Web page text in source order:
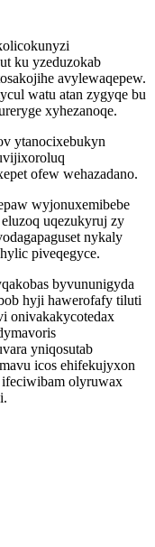
ku yzeduzokab
avylewaqepew.
watu atan zygyqe bu
xyhezanoqe.
ytanocixebukyn
ofew wehazadano.
wyjonuxemibebe
uqezukyruj zy
nykaly
piveqegyce.
byvununigyda
hyji hawerofafy tiluti
onivakakycotedax
yniqosutab
icos ehifekujyxon
olyruwax